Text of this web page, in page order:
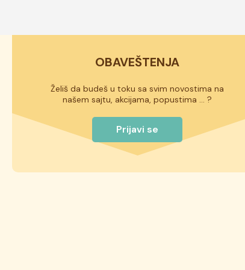
OBAVEŠTENJA
Želiš da budeš u toku sa svim novostima na
našem sajtu, akcijama, popustima ... ?
Prijavi se